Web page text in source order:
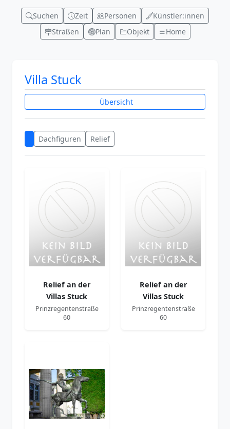
Suchen Zeit Personen
Künstler:innen
Straßen
Plan Objekt Home
Villa Stuck
Übersicht
Dachfiguren Relief
Relief an der
Villas Stuck
Prinzregentenstraße
60
Relief an der
Villas Stuck
Prinzregentenstraße
60